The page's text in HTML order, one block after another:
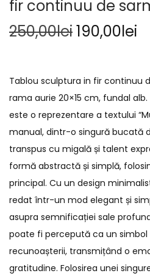
fir continuu de
250,00lei190,00lei
Tablou sculptura in fir continuu
rama aurie 20×15 cm, fundal
este o reprezentare a textului
manual, dintr-o singură bucată
transpus cu migală și talent
formă abstractă și simplă,
principal. Cu un design
redat într-un mod elegant și
asupra semnificației sale
poate fi percepută ca un simbol
recunoașterii, transmițând o
gratitudine. Folosirea unei